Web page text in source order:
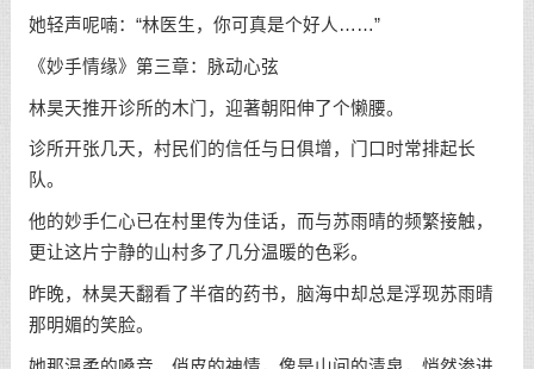
她轻声呢喃：“林医生，你可真是个好人……”
《妙手情缘》第三章：脉动心弦
林昊天推开诊所的木门，迎著朝阳伸了个懒腰。
诊所开张几天，村民们的信任与日俱增，门口时常排起长
队。
他的妙手仁心已在村里传为佳话，而与苏雨晴的频繁接触，
更让这片宁静的山村多了几分温暖的色彩。
昨晚，林昊天翻看了半宿的药书，脑海中却总是浮现苏雨晴
那明媚的笑脸。